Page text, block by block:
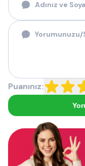
Puanınız: